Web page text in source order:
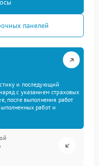
панелей
и последующий
с указанием страховых
после выполнения работ
работ и